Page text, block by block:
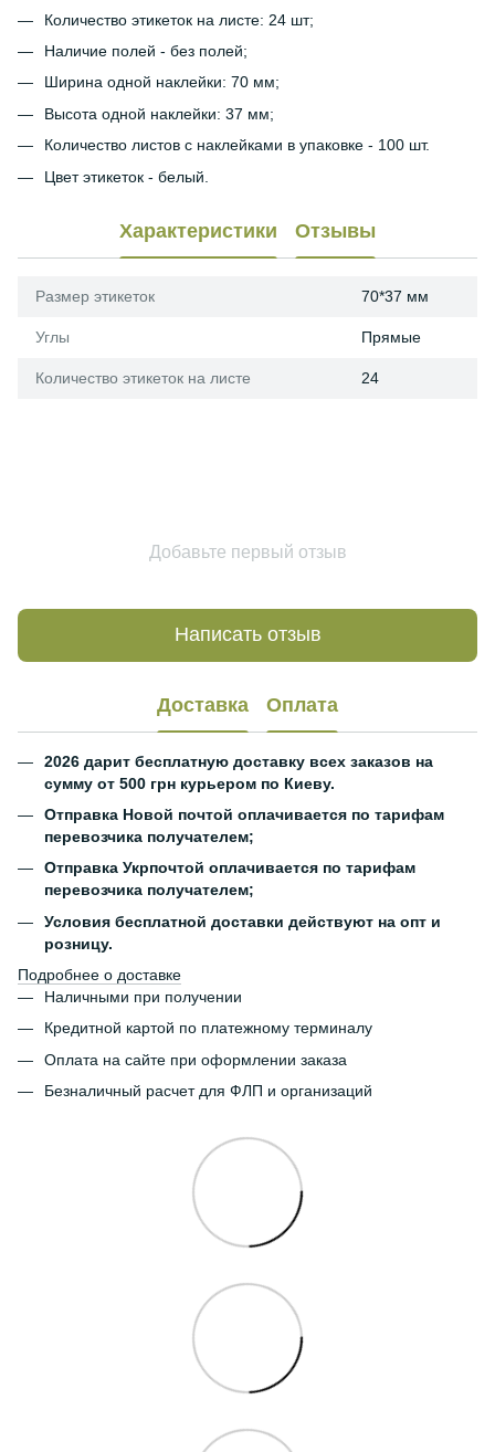
Количество этикеток на листе: 24 шт;
Наличие полей - без полей;
Ширина одной наклейки: 70 мм;
Высота одной наклейки: 37 мм;
Количество листов с наклейками в упаковке - 100 шт.
Цвет этикеток - белый.
Характеристики Отзывы
Размер этикеток 70*37 мм
Углы Прямые
Количество этикеток на листе 24
Добавьте первый отзыв
Написать отзыв
Доставка Оплата
2026 дарит бесплатную доставку всех заказов на
сумму от 500 грн курьером по Киеву.
Отправка Новой почтой оплачивается по тарифам
перевозчика получателем;
Отправка Укрпочтой оплачивается по тарифам
перевозчика получателем;
Условия бесплатной доставки действуют на опт и
розницу.
Подробнее о доставке
Наличными при получении
Кредитной картой по платежному терминалу
Оплата на сайте при оформлении заказа
Безналичный расчет для ФЛП и организаций